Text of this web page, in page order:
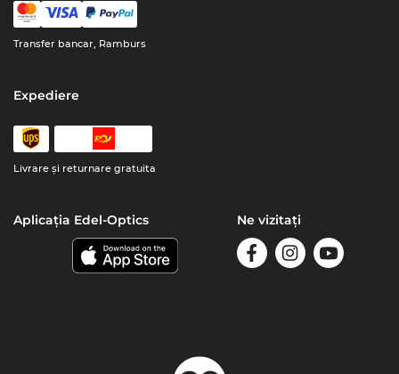
Transfer bancar, Ramburs
Expediere
Livrare şi returnare gratuita
Aplicația Edel-Optics Ne vizitați